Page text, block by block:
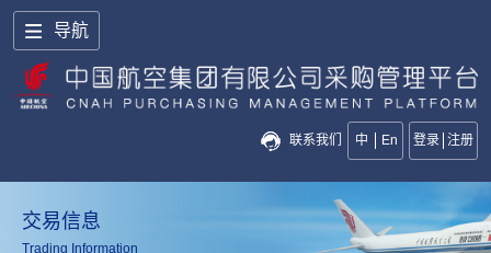
导航
联系我们 中 En 登录 注册
交易信息
Trading Information